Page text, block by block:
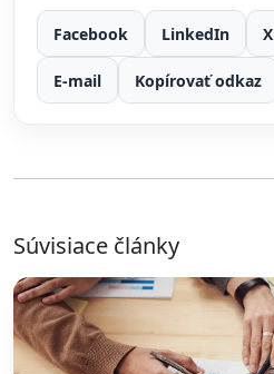
Facebook LinkedIn X
E-mail Kopírovať odkaz
Súvisiace články